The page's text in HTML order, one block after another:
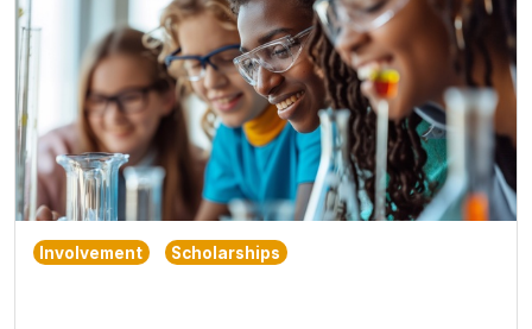
Involvement Scholarships